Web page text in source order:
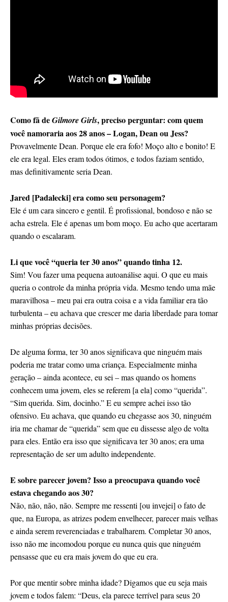
Como fã deGilmore Girls, preciso perguntar: com quem
você namoraria aos 28 anos – Logan, Dean ou Jess?
Provavelmente Dean. Porque ele era fofo! Moço alto e bonito! E
ele era legal. Eles eram todos ótimos, e todos faziam sentido,
mas definitivamente seria Dean.
Jared [Padalecki] era como seu personagem?
Ele é um cara sincero e gentil. É profissional, bondoso e não se
acha estrela. Ele é apenas um bom moço. Eu acho que acertaram
quando o escalaram.
Li que você “queria ter 30 anos” quando tinha 12.
Sim! Vou fazer uma pequena autoanálise aqui. O que eu mais
queria o controle da minha própria vida. Mesmo tendo uma mãe
maravilhosa – meu pai era outra coisa e a vida familiar era tão
turbulenta – eu achava que crescer me daria liberdade para tomar
minhas próprias decisões.
De alguma forma, ter 30 anos significava que ninguém mais
poderia me tratar como uma criança. Especialmente minha
geração – ainda acontece, eu sei – mas quando os homens
conhecem uma jovem, eles se referem [a ela] como “querida”.
“Sim querida. Sim, docinho.” E eu sempre achei isso tão
ofensivo. Eu achava, que quando eu chegasse aos 30, ninguém
iria me chamar de “querida” sem que eu dissesse algo de volta
para eles. Então era isso que significava ter 30 anos; era uma
representação de ser um adulto independente.
E sobre parecer jovem? Isso a preocupava quando você
estava chegando aos 30?
Não, não, não, não. Sempre me ressenti [ou invejei] o fato de
que, na Europa, as atrizes podem envelhecer, parecer mais velhas
e ainda serem reverenciadas e trabalharem. Completar 30 anos,
isso não me incomodou porque eu nunca quis que ninguém
pensasse que eu era mais jovem do que eu era.
Por que mentir sobre minha idade? Digamos que eu seja mais
jovem e todos falem: “Deus, ela parece terrível para seus 20